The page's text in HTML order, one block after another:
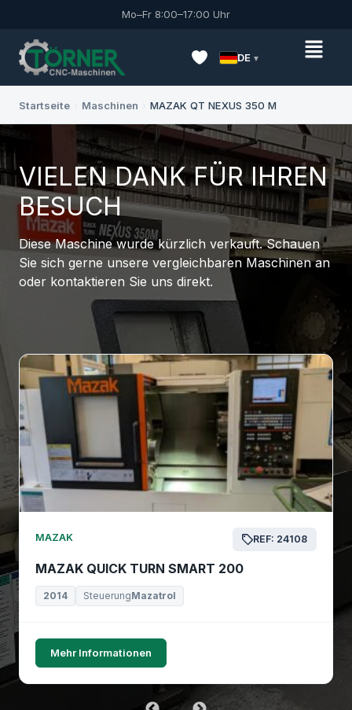
Mo–Fr 8:00–17:00 Uhr
DE
Startseite Maschinen MAZAK QT NEXUS 350 M
VIELEN DANK FÜR IHREN
BESUCH
Diese Maschine wurde kürzlich verkauft. Schauen
Sie sich gerne unsere vergleichbaren Maschinen an
oder kontaktieren Sie uns direkt.
MAZAK REF: 24108
MAZAK QUICK TURN SMART 200
2014 SteuerungMazatrol
Mehr Informationen